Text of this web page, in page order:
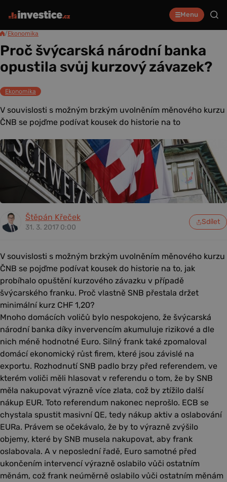
Menu
/Ekonomika
Proč švýcarská národní banka
opustila svůj kurzový závazek?
Ekonomika
V souvislosti s možným brzkým uvolněním měnového kurzu
ČNB se pojďme podívat kousek do historie na to
Štěpán Křeček
31. 3. 2017 0:00
Sdílet
V souvislosti s možným brzkým uvolněním měnového kurzu
ČNB se pojďme podívat kousek do historie na to, jak
probíhalo opuštění kurzového závazku v případě
švýcarského franku. Proč vlastně SNB přestala držet
minimální kurz CHF 1,20?
Mnoho domácích voličů bylo nespokojeno, že švýcarská
národní banka díky invervencím akumuluje rizikové a dle
nich méně hodnotné Euro. Silný frank také zpomaloval
domácí ekonomický růst firem, které jsou závislé na
exportu. Rozhodnutí SNB padlo brzy před referendem, ve
kterém voliči měli hlasovat v referendu o tom, že by SNB
měla nakupovat výrazně více zlata, což by ztížilo další
nákup EUR. Toto referendum nakonec neprošlo. ECB se
chystala spustit masivní QE, tedy nákup aktiv a oslabování
EURa. Právem se očekávalo, že by to výrazně zvýšilo
objemy, které by SNB musela nakupovat, aby frank
oslabovala. A v neposlední řadě, Euro samotné před
ukončením intervencí výrazně oslabilo vůči ostatním
měnám, což frank neúměrně oslabilo vůči ostatním měnám